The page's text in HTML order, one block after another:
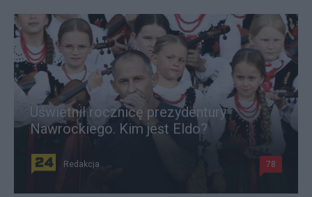
Uświetnił rocznicę prezydentury
Nawrockiego. Kim jest Eldo?
Redakcja 78